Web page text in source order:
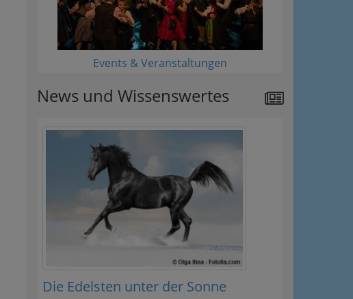
Events & Veranstaltungen
News und Wissenswertes
Die Edelsten unter der Sonne